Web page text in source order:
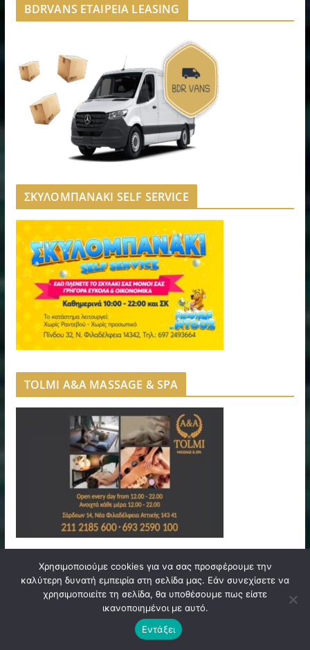
BDRVANS ΕΤΑΙΡΕΙΑ LEASING
ΣΚΥΛΟΜΠΑΝΑΚΙ SELF SERVICE
TOLMI A&A MASSAGE & SPA
ΓΕΥΣΕΙΣ ΑΜΦΙΛΟΧΙΑΣ
Χρησιμοποιούμε cookies για να σας προσφέρουμε την
καλύτερη δυνατή εμπειρία στη σελίδα μας. Εάν συνεχίσετε να
χρησιμοποιείτε τη σελίδα, θα υποθέσουμε πως είστε
ικανοποιημένοι με αυτό.
Εντάξει